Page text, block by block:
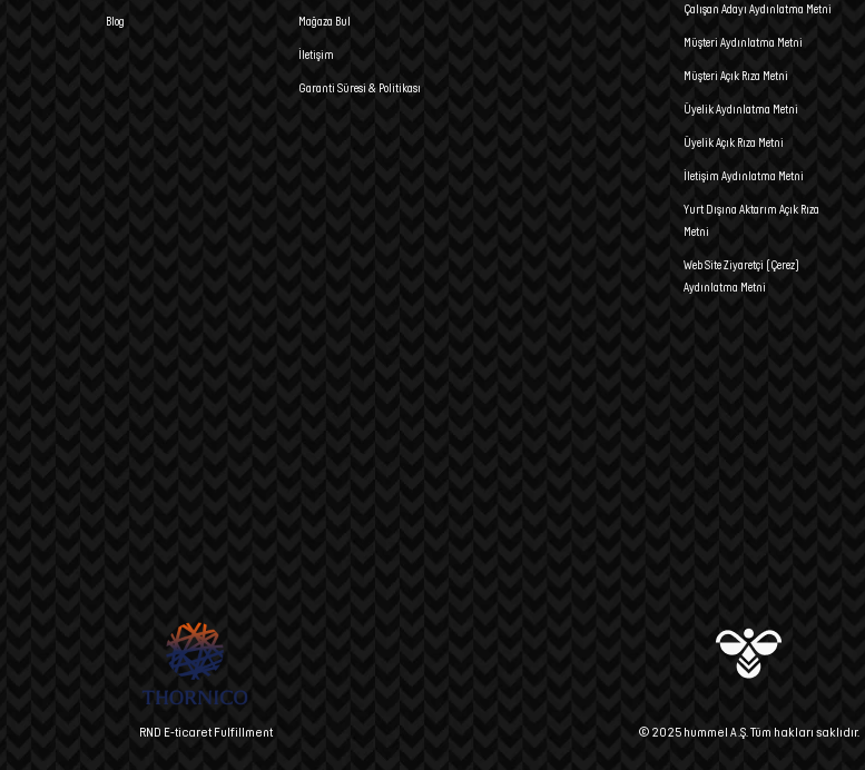
Blog Mağaza Bul
İletişim
Garanti Süresi & Politikası
Çalışan Adayı Aydınlatma Metni
Müşteri Aydınlatma Metni
Müşteri Açık Rıza Metni
Üyelik Aydınlatma Metni
Üyelik Açık Rıza Metni
İletişim Aydınlatma Metni
Yurt Dışına Aktarım Açık Rıza
Metni
Web Site Ziyaretçi (Çerez)
Aydınlatma Metni
RND E-ticaret Fulfillment © 2025 hummel A.Ş. Tüm hakları saklıdır.